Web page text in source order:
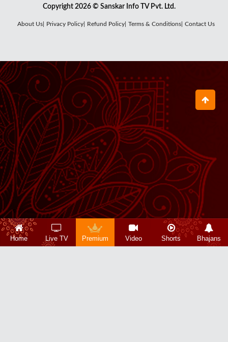
Copyright 2026 © Sanskar Info TV Pvt. Ltd.
About Us| Privacy Policy| Refund Policy| Terms & Conditions| Contact Us
Home Live TV Premium Video Shorts Bhajans